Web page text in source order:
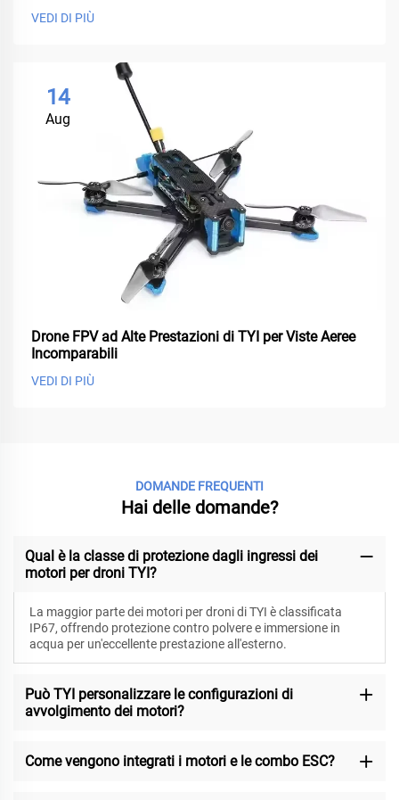
VEDI DI PIÙ
14
Aug
Drone FPV ad Alte Prestazioni di TYI per Viste Aeree
Incomparabili
VEDI DI PIÙ
DOMANDE FREQUENTI
Hai delle domande?
Qual è la classe di protezione dagli ingressi dei
motori per droni TYI?
La maggior parte dei motori per droni di TYI è classificata
IP67, offrendo protezione contro polvere e immersione in
acqua per un'eccellente prestazione all'esterno.
Può TYI personalizzare le configurazioni di
avvolgimento dei motori?
Come vengono integrati i motori e le combo ESC?